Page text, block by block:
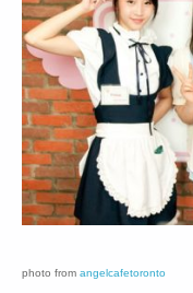
photo from angelcafetoronto